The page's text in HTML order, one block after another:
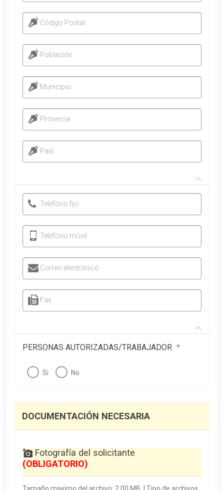
Código Postal
Población
Municipio
Provincia
País
Teléfono fijo
Teléfono móvil
Correo electrónico
Fax
PERSONAS AUTORIZADAS/TRABAJADOR *
Si No
DOCUMENTACIÓN NECESARIA
Fotografía del solicitante
(OBLIGATORIO)